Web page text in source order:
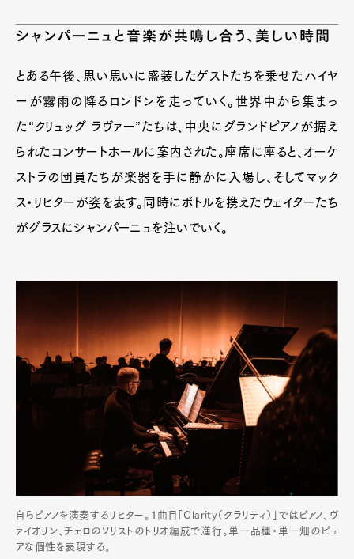
シャンパーニュと音楽が共鳴し合う、美しい時間
とある午後、思い思いに盛装したゲストたちを乗せたハイヤ
ーが霧雨の降るロンドンを走っていく。世界中から集まっ
た“クリュッグ ラヴァー”たちは、中央にグランドピアノが据え
られたコンサートホールに案内された。座席に座ると、オーケ
ストラの団員たちが楽器を手に静かに入場し、そしてマック
ス・リヒターが姿を表す。同時にボトルを携えたウェイターたち
がグラスにシャンパーニュを注いでいく。
自らピアノを演奏するリヒター。1曲目「Clarity（クラリティ）」ではピアノ、ヴ
ァイオリン、チェロのソリストのトリオ編成で進行。単一品種・単一畑のピュ
アな個性を表現する。